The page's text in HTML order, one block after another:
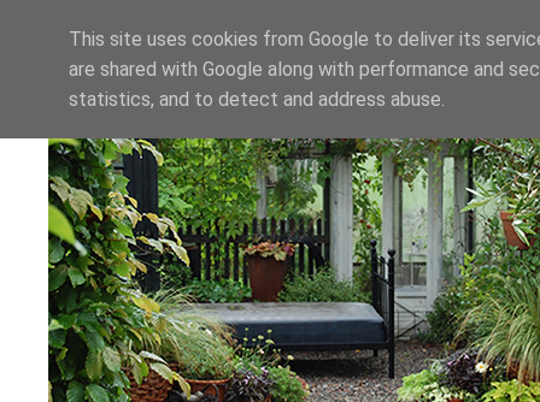
This site uses cookies from Google to deliver its
are shared with Google along with performance and
statistics, and to detect and address abuse.